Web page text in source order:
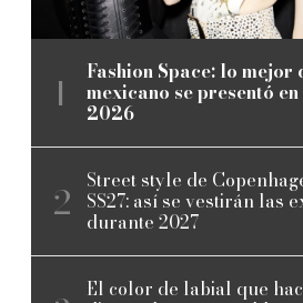
Fashion Space: lo mejor
mexicano se presentó
2026
Street style de
SS27: así se vestirán las
durante 2027
El color de labial que